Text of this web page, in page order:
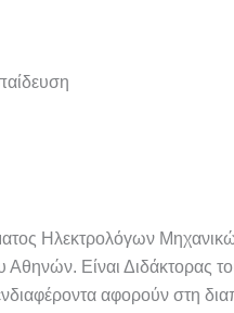
Ηλεκτρολόγων
Αθηνών. Είναι Διδάκτορας
αφορούν στη